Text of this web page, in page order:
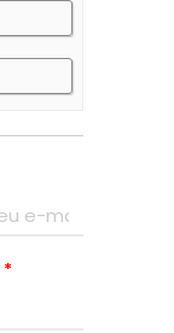
*